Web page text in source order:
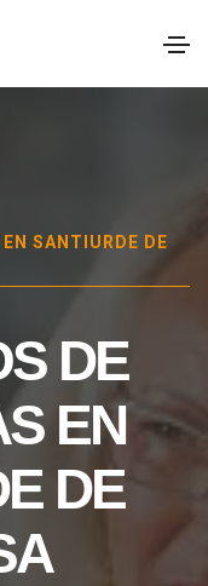
SANTIURDE DE
DE
EN
DE